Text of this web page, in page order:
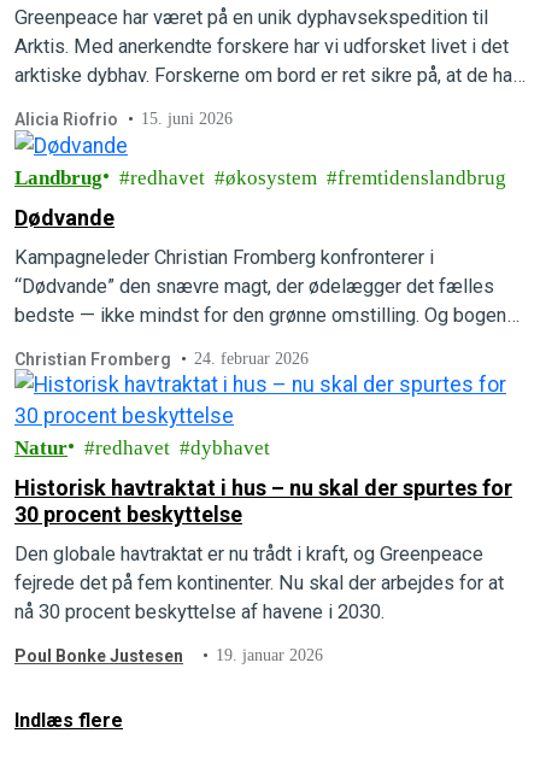
Greenpeace har været på en unik dyphavsekspedition til
Arktis. Med anerkendte forskere har vi udforsket livet i det
arktiske dybhav. Forskerne om bord er ret sikre på, at de har
Alicia Riofrio 15. juni 2026
Landbrug redhavet økosystem fremtidenslandbrug
Dødvande
Kampagneleder Christian Fromberg konfronterer i
“Dødvande” den snævre magt, der ødelægger det fælles
bedste — ikke mindst for den grønne omstilling. Og bogen
den højaktuelle bog.
Christian Fromberg 24. februar 2026
Natur redhavet dybhavet
Historisk havtraktat i hus – nu skal der spurtes for
30 procent beskyttelse
Den globale havtraktat er nu trådt i kraft, og Greenpeace
fejrede det på fem kontinenter. Nu skal der arbejdes for at
nå 30 procent beskyttelse af havene i 2030.
Poul Bonke Justesen 19. januar 2026
Indlæs flere